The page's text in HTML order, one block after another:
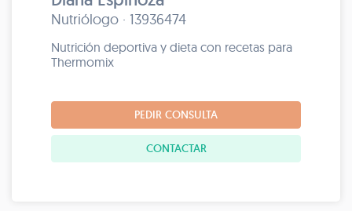
Nutriólogo · 13936474
Nutrición deportiva y dieta con recetas para
Thermomix
PEDIR CONSULTA
CONTACTAR